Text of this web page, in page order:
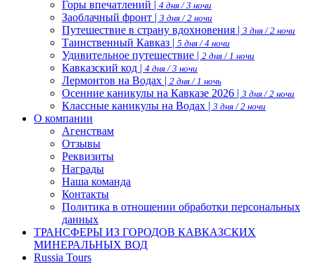
Горы впечатлений | 4 дня / 3 ночи
Заоблачный фронт | 3 дня / 2 ночи
Путешествие в страну вдохновения | 3 дня / 2 ночи
Таинственный Кавказ | 5 дня / 4 ночи
Удивительное путешествие | 2 дня / 1 ночи
Кавказский код | 4 дня / 3 ночи
Лермонтов на Водах | 2 дня / 1 ночь
Осенние каникулы на Кавказе 2026 | 3 дня / 2 ночи
Классные каникулы на Водах | 3 дня / 2 ночи
О компании
Агенствам
Отзывы
Реквизиты
Награды
Наша команда
Контакты
Политика в отношении обработки персональных
данных
ТРАНСФЕРЫ ИЗ ГОРОДОВ КАВКАЗСКИХ
МИНЕРАЛЬНЫХ ВОД
Russia Tours